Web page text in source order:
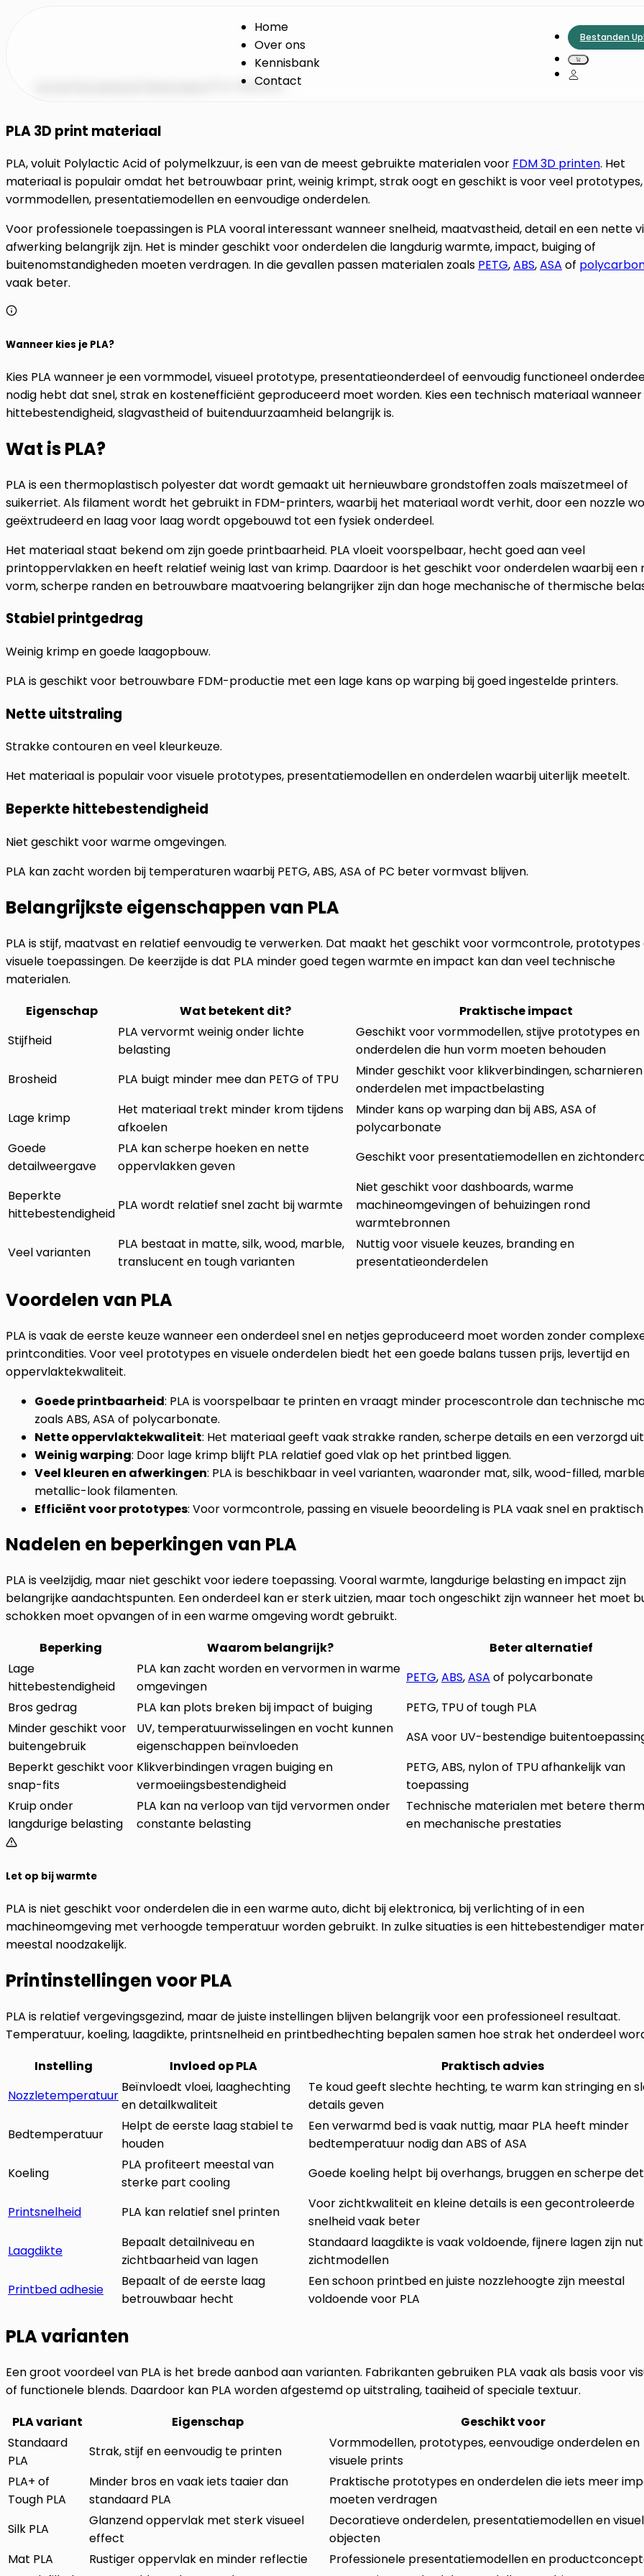
Home
Over ons
Kennisbank
Contact
Bestanden
PLA Filament
PLA 3D print materiaal
PLA, voluit Polylactic Acid of polymelkzuur, is een van de meest gebruikte materialen voor FDM 3D printen. Het
materiaal is populair omdat het betrouwbaar print, weinig krimpt, strak oogt en geschikt is voor veel prototypes,
vormmodellen, presentatiemodellen en eenvoudige onderdelen.
Voor professionele toepassingen is PLA vooral interessant wanneer snelheid, maatvastheid, detail en een nette
afwerking belangrijk zijn. Het is minder geschikt voor onderdelen die langdurig warmte, impact, buiging of
buitenomstandigheden moeten verdragen. In die gevallen passen materialen zoals PETG,ABS,ASA of
vaak beter.
Wanneer kies je PLA?
Kies PLA wanneer je een vormmodel, visueel prototype, presentatieonderdeel of eenvoudig functioneel
nodig hebt dat snel, strak en kostenefficiënt geproduceerd moet worden. Kies een technisch materiaal wanneer
hittebestendigheid, slagvastheid of buitenduurzaamheid belangrijk is.
Wat is PLA?
PLA is een thermoplastisch polyester dat wordt gemaakt uit hernieuwbare grondstoffen zoals maïszetmeel of
suikerriet. Als filament wordt het gebruikt in FDM-printers, waarbij het materiaal wordt verhit, door een nozzle
geëxtrudeerd en laag voor laag wordt opgebouwd tot een fysiek onderdeel.
Het materiaal staat bekend om zijn goede printbaarheid. PLA vloeit voorspelbaar, hecht goed aan veel
printoppervlakken en heeft relatief weinig last van krimp. Daardoor is het geschikt voor onderdelen waarbij een
vorm, scherpe randen en betrouwbare maatvoering belangrijker zijn dan hoge mechanische of thermische
Stabiel printgedrag
Weinig krimp en goede laagopbouw.
PLA is geschikt voor betrouwbare FDM-productie met een lage kans op warping bij goed ingestelde printers.
Nette uitstraling
Strakke contouren en veel kleurkeuze.
Het materiaal is populair voor visuele prototypes, presentatiemodellen en onderdelen waarbij uiterlijk meetelt.
Beperkte hittebestendigheid
Niet geschikt voor warme omgevingen.
PLA kan zacht worden bij temperaturen waarbij PETG, ABS, ASA of PC beter vormvast blijven.
Belangrijkste eigenschappen van PLA
PLA is stijf, maatvast en relatief eenvoudig te verwerken. Dat maakt het geschikt voor vormcontrole, prototypes
visuele toepassingen. De keerzijde is dat PLA minder goed tegen warmte en impact kan dan veel technische
materialen.
Eigenschap
Wat betekent dit?
Praktische impact
Stijfheid
PLA vervormt weinig onder lichte
belasting
Geschikt voor vormmodellen, stijve prototypes en
onderdelen die hun vorm moeten behouden
Brosheid
PLA buigt minder mee dan PETG of TPU
Minder geschikt voor klikverbindingen,
onderdelen met impactbelasting
Lage krimp
Het materiaal trekt minder krom tijdens
afkoelen
Minder kans op warping dan bij ABS, ASA of
polycarbonate
Goede
detailweergave
PLA kan scherpe hoeken en nette
oppervlakken geven
Geschikt voor presentatiemodellen en
Beperkte
hittebestendigheid
PLA wordt relatief snel zacht bij warmte
Niet geschikt voor dashboards, warme
machineomgevingen of behuizingen rond
warmtebronnen
Veel varianten
PLA bestaat in matte, silk, wood, marble,
translucent en tough varianten
Nuttig voor visuele keuzes, branding en
presentatieonderdelen
Voordelen van PLA
PLA is vaak de eerste keuze wanneer een onderdeel snel en netjes geproduceerd moet worden zonder
printcondities. Voor veel prototypes en visuele onderdelen biedt het een goede balans tussen prijs, levertijd en
oppervlaktekwaliteit.
Goede printbaarheid: PLA is voorspelbaar te printen en vraagt minder procescontrole dan technische
zoals ABS, ASA of polycarbonate.
Nette oppervlaktekwaliteit: Het materiaal geeft vaak strakke randen, scherpe details en een verzorgd
Weinig warping: Door lage krimp blijft PLA relatief goed vlak op het printbed liggen.
Veel kleuren en afwerkingen: PLA is beschikbaar in veel varianten, waaronder mat, silk, wood-filled,
metallic-look filamenten.
Efficiënt voor prototypes: Voor vormcontrole, passing en visuele beoordeling is PLA vaak snel en
Nadelen en beperkingen van PLA
PLA is veelzijdig, maar niet geschikt voor iedere toepassing. Vooral warmte, langdurige belasting en impact zijn
belangrijke aandachtspunten. Een onderdeel kan er sterk uitzien, maar toch ongeschikt zijn wanneer het moet
schokken moet opvangen of in een warme omgeving wordt gebruikt.
Beperking
Waarom belangrijk?
Beter alternatief
Lage
hittebestendigheid
PLA kan zacht worden en vervormen in warme
omgevingen
PETG,ABS,ASA of polycarbonate
Bros gedrag
PLA kan plots breken bij impact of buiging
PETG, TPU of tough PLA
Minder geschikt voor
buitengebruik
UV, temperatuurwisselingen en vocht kunnen
eigenschappen beïnvloeden
ASA voor UV-bestendige
Beperkt geschikt voor
snap-fits
Klikverbindingen vragen buiging en
vermoeiingsbestendigheid
PETG, ABS, nylon of TPU afhankelijk van
toepassing
Kruip onder
langdurige belasting
PLA kan na verloop van tijd vervormen onder
constante belasting
Technische materialen met betere
en mechanische prestaties
Let op bij warmte
PLA is niet geschikt voor onderdelen die in een warme auto, dicht bij elektronica, bij verlichting of in een
machineomgeving met verhoogde temperatuur worden gebruikt. In zulke situaties is een hittebestendiger
meestal noodzakelijk.
Printinstellingen voor PLA
PLA is relatief vergevingsgezind, maar de juiste instellingen blijven belangrijk voor een professioneel resultaat.
Temperatuur, koeling, laagdikte, printsnelheid en printbedhechting bepalen samen hoe strak het onderdeel
Instelling
Invloed op PLA
Praktisch advies
Nozzletemperatuur
Beïnvloedt vloei, laaghechting
en detailkwaliteit
Te koud geeft slechte hechting, te warm kan stringing en
details geven
Bedtemperatuur
Helpt de eerste laag stabiel te
houden
Een verwarmd bed is vaak nuttig, maar PLA heeft minder
bedtemperatuur nodig dan ABS of ASA
Koeling
PLA profiteert meestal van
sterke part cooling
Goede koeling helpt bij overhangs, bruggen en scherpe
Printsnelheid PLA kan relatief snel printen
Voor zichtkwaliteit en kleine details is een gecontroleerde
snelheid vaak beter
Laagdikte
Bepaalt detailniveau en
zichtbaarheid van lagen
Standaard laagdikte is vaak voldoende, fijnere lagen zijn
zichtmodellen
Printbed adhesie
Bepaalt of de eerste laag
betrouwbaar hecht
Een schoon printbed en juiste nozzlehoogte zijn meestal
voldoende voor PLA
PLA varianten
Een groot voordeel van PLA is het brede aanbod aan varianten. Fabrikanten gebruiken PLA vaak als basis voor
of functionele blends. Daardoor kan PLA worden afgestemd op uitstraling, taaiheid of speciale textuur.
PLA variant
Eigenschap
Geschikt voor
Standaard
PLA
Strak, stijf en eenvoudig te printen
Vormmodellen, prototypes, eenvoudige onderdelen en
visuele prints
PLA+ of
Tough PLA
Minder bros en vaak iets taaier dan
standaard PLA
Praktische prototypes en onderdelen die iets meer
moeten verdragen
Silk PLA
Glanzend oppervlak met sterk visueel
effect
Decoratieve onderdelen, presentatiemodellen en
objecten
Mat PLA
Rustiger oppervlak en minder reflectie
Professionele presentatiemodellen en